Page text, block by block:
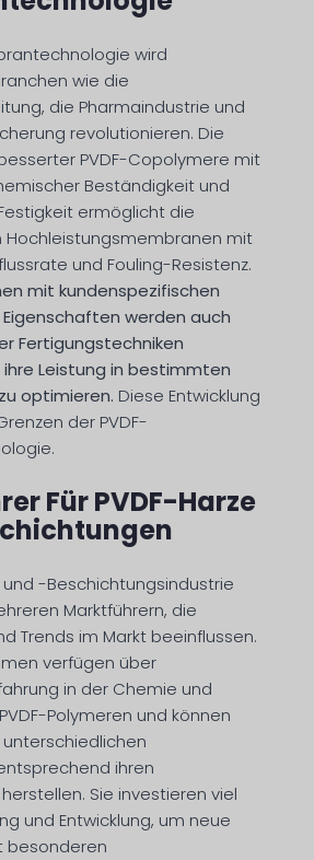
wird
wie die
die Pharmaindustrie und
revolutionieren. Die
PVDF-Copolymere mit
Beständigkeit und
ermöglicht die
Hochleistungsmembranen mit
und Fouling-Resistenz.
mit kundenspezifischen
werden auch
Fertigungstechniken
Leistung in bestimmten
optimieren. Diese Entwicklung
der PVDF-
Für PVDF-Harze
und -Beschichtungsindustrie
Marktführern, die
Trends im Markt beeinflussen.
verfügen über
in der Chemie und
Polymeren und können
unterschiedlichen
ihren
Sie investieren viel
und Entwicklung, um neue
besonderen